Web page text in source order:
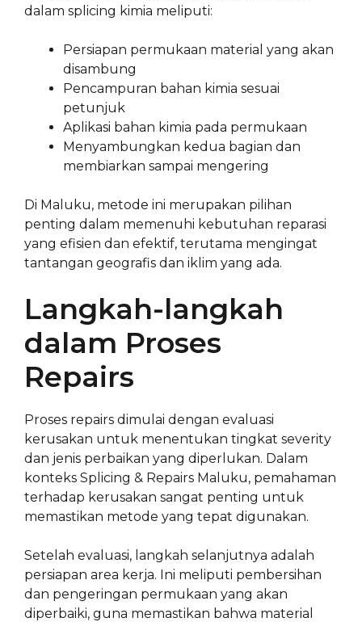
dalam splicing kimia meliputi:
Persiapan permukaan material yang akan
disambung
Pencampuran bahan kimia sesuai
petunjuk
Aplikasi bahan kimia pada permukaan
Menyambungkan kedua bagian dan
membiarkan sampai mengering
Di Maluku, metode ini merupakan pilihan
penting dalam memenuhi kebutuhan reparasi
yang efisien dan efektif, terutama mengingat
tantangan geografis dan iklim yang ada.
Langkah-langkah
dalam Proses
Repairs
Proses repairs dimulai dengan evaluasi
kerusakan untuk menentukan tingkat severity
dan jenis perbaikan yang diperlukan. Dalam
konteks Splicing & Repairs Maluku, pemahaman
terhadap kerusakan sangat penting untuk
memastikan metode yang tepat digunakan.
Setelah evaluasi, langkah selanjutnya adalah
persiapan area kerja. Ini meliputi pembersihan
dan pengeringan permukaan yang akan
diperbaiki, guna memastikan bahwa material